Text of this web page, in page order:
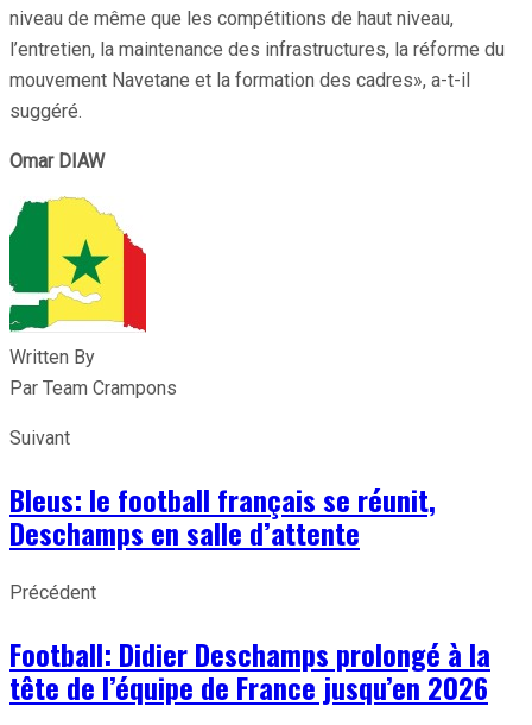
niveau de même que les compétitions de haut niveau,
l’entretien, la maintenance des infrastructures, la réforme du
mouvement Navetane et la formation des cadres», a-t-il
suggéré.
Omar DIAW
Written By
Par Team Crampons
Suivant
Bleus: le football français se réunit,
Deschamps en salle d’attente
Précédent
Football: Didier Deschamps prolongé à la
tête de l’équipe de France jusqu’en 2026